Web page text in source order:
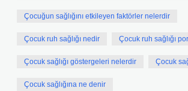
Çocuğun sağlığını etkileyen faktörler nelerdir
Çocuk ruh sağlığı nedir Çocuk ruh sağlığı
Çocuk sağlığı göstergeleri nelerdir Çocuk
Çocuk sağlığına ne denir